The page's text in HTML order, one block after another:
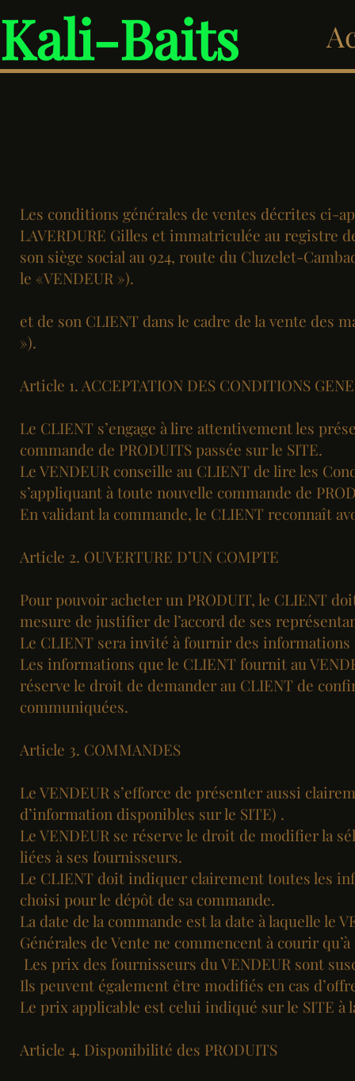
Kali-Baits
Les conditions générales de ventes décrites ci-
LAVERDURE Gilles et immatriculée au registre
son siège social au 924, route du Cluzelet-
le «VENDEUR »).
et de son CLIENT dans le cadre de la vente des
»).
Article 1. ACCEPTATION DES CONDITIONS
Le CLIENT s’engage à lire attentivement les
commande de PRODUITS passée sur le SITE.
Le VENDEUR conseille au CLIENT de lire les
s’appliquant à toute nouvelle commande de
En validant la commande, le CLIENT reconnaît
Article 2. OUVERTURE D’UN COMPTE
Pour pouvoir acheter un PRODUIT, le CLIENT
mesure de justifier de l’accord de ses
Le CLIENT sera invité à fournir des
Les informations que le CLIENT fournit au
réserve le droit de demander au CLIENT de
communiquées.
Article 3. COMMANDES
Le VENDEUR s’efforce de présenter aussi
d’information disponibles sur le SITE) .
Le VENDEUR se réserve le droit de modifier la
liées à ses fournisseurs.
Le CLIENT doit indiquer clairement toutes les
choisi pour le dépôt de sa commande.
La date de la commande est la date à laquelle le
Générales de Vente ne commencent à courir
Les prix des fournisseurs du VENDEUR sont
Ils peuvent également être modifiés en cas
Le prix applicable est celui indiqué sur le SITE à
Article 4. Disponibilité des PRODUITS